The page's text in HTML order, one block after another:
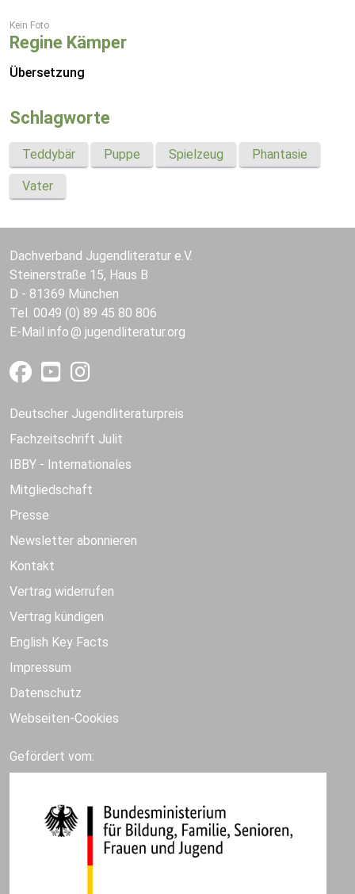
Kein Foto
Regine Kämper
Übersetzung
Schlagworte
Teddybär Puppe Spielzeug Phantasie
Vater
Dachverband Jugendliteratur e.V.
Steinerstraße 15, Haus B
D - 81369 München
Tel. 0049 (0) 89 45 80 806
E-Mail info jugendliteratur.org
Deutscher Jugendliteraturpreis
Fachzeitschrift Julit
IBBY - Internationales
Mitgliedschaft
Presse
Newsletter abonnieren
Kontakt
Vertrag widerrufen
Vertrag kündigen
English Key Facts
Impressum
Datenschutz
Webseiten-Cookies
Gefördert vom: